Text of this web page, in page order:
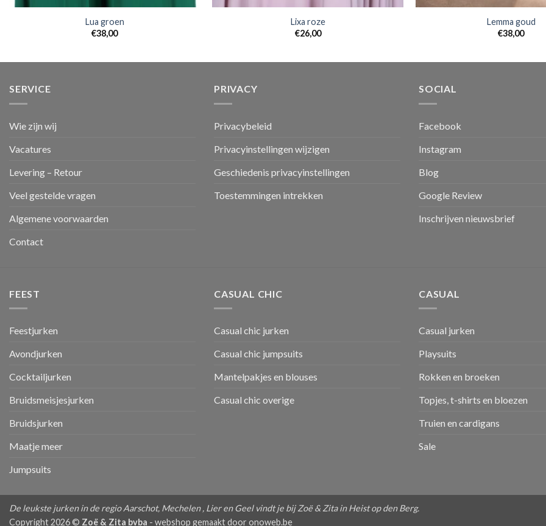
Lua groen
€38,00
Lixa roze
€26,00
Lemma goud
€38,00
SERVICE
Wie zijn wij
Vacatures
Levering – Retour
Veel gestelde vragen
Algemene voorwaarden
Contact
PRIVACY
Privacybeleid
Privacyinstellingen wijzigen
Geschiedenis privacyinstellingen
Toestemmingen intrekken
SOCIAL
Facebook
Instagram
Blog
Google Review
Inschrijven nieuwsbrief
FEEST
Feestjurken
Avondjurken
Cocktailjurken
Bruidsmeisjesjurken
Bruidsjurken
Maatje meer
Jumpsuits
CASUAL CHIC
Casual chic jurken
Casual chic jumpsuits
Mantelpakjes en blouses
Casual chic overige
CASUAL
Casual jurken
Playsuits
Rokken en broeken
Topjes, t-shirts en bloezen
Truien en cardigans
Sale
De leukste jurken in de regio Aarschot, Mechelen , Lier en Geel vindt je bij Zoë & Zita in Heist op den Berg.
Copyright 2026 © Zoë & Zita bvba - webshop gemaakt door onoweb.be